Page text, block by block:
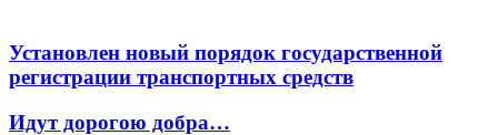
Установлен новый порядок государственной
регистрации транспортных средств
Идут дорогою добра…